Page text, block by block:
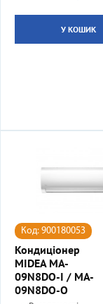
У КОШИК
Код: 900180053
Кондиціонер
MIDEA MA-
09N8DO-I / MA-
09N8DO-O